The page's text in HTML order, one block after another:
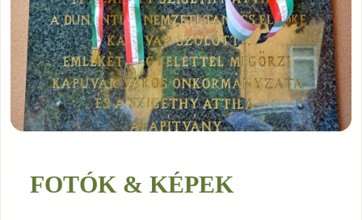
FOTÓK & KÉPEK